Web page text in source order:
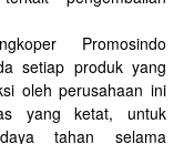
Promosindo
setiap produk yang
oleh perusahaan ini
yang ketat, untuk
tahan selama